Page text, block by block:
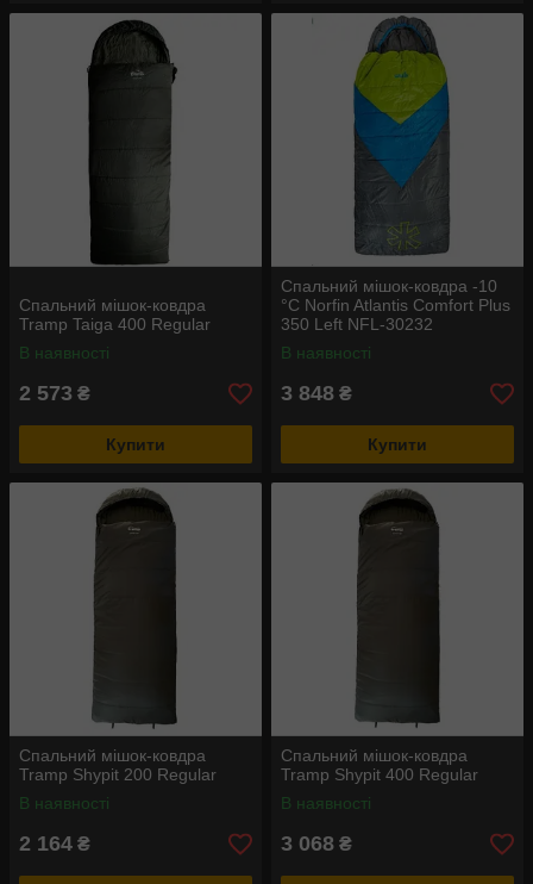
Спальний мішок-ковдра
Tramp Taiga 400 Regular
В наявності
2 573 ₴
Купити
Спальний мішок-ковдра -10
°С Norfin Atlantis Comfort Plus
350 Left NFL-30232
В наявності
3 848 ₴
Купити
Спальний мішок-ковдра
Tramp Shypit 200 Regular
В наявності
2 164 ₴
Спальний мішок-ковдра
Tramp Shypit 400 Regular
В наявності
3 068 ₴